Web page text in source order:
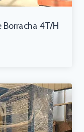
Borracha 4T/H